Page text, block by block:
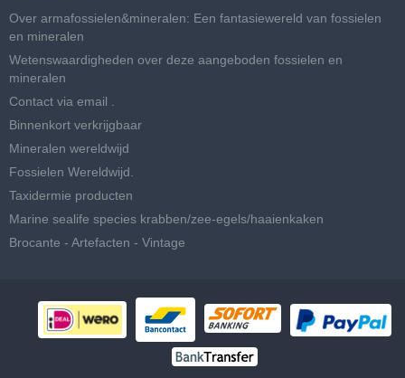
Over armafossielen&mineralen: Een fantasiewereld van fossielen
en mineralen
Wetenswaardigheden over deze aangeboden fossielen en
mineralen
Contact via email .
Binnenkort verkrijgbaar
Mineralen wereldwijd
Fossielen Wereldwijd.
Taxidermie producten
Marine sealife species krabben/zee-egels/haaienkaken
Brocante - Artefacten - Vintage